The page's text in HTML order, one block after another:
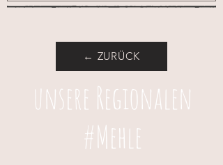
← ZURÜCK
unsere Regionalen
#Mehle